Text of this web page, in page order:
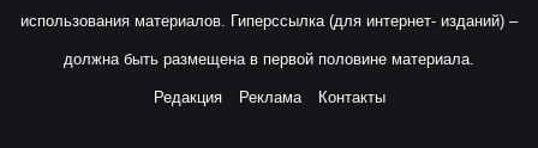
использования материалов. Гиперссылка (для интернет- изданий) –
должна быть размещена в первой половине материала.
Редакция Реклама Контакты